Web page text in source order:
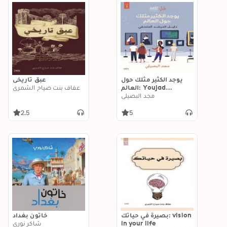
عبق تاريخي
عفاف بنت صياح الشمري
2.5
يوجد الكثير مثلك حول
العالم: Youjad
Alkathim Mithlok
مجد البصيلي
5
خاتون بغداد
شاكر نوري
بصيرة في حياتك: vision
in your life